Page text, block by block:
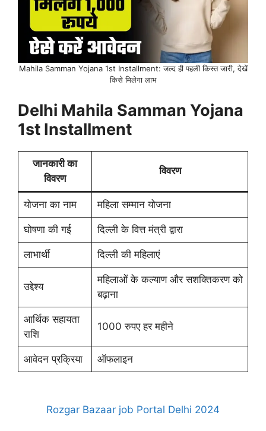
Mahila Samman Yojana 1st Installment: जल्द ही पहली किस्त जारी, देखें
किसे मिलेगा लाभ
Delhi Mahila Samman Yojana
1st Installment
जानकारी का
विवरण
विवरण
योजना का नाम महिला सम्मान योजना
घोषणा की गई दिल्ली के वित्त मंत्री द्वारा
लाभार्थी दिल्ली की महिलाएं
उद्देश्य
महिलाओं के कल्याण और सशक्तिकरण को
बढ़ाना
आर्थिक सहायता
राशि
1000 रुपए हर महीने
आवेदन प्रक्रिया ऑफलाइन
Rozgar Bazaar job Portal Delhi 2024